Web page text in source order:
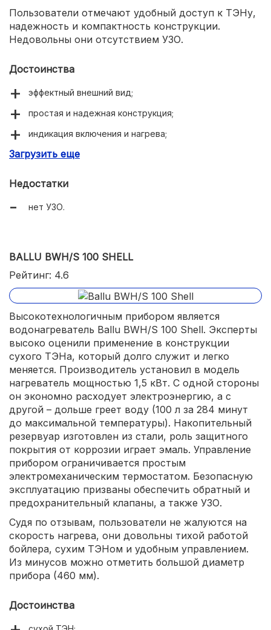
Пользователи отмечают удобный доступ к ТЭНу,
надежность и компактность конструкции.
Недовольны они отсутствием УЗО.
Достоинства
эффектный внешний вид;
простая и надежная конструкция;
индикация включения и нагрева;
удобный доступ к ТЭНу.
Загрузить еще
Недостатки
нет УЗО.
BALLU BWH/S 100 SHELL
Рейтинг: 4.6
Высокотехнологичным прибором является
водонагреватель Ballu BWH/S 100 Shell. Эксперты
высоко оценили применение в конструкции
сухого ТЭНа, который долго служит и легко
меняется. Производитель установил в модель
нагреватель мощностью 1,5 кВт. С одной стороны
он экономно расходует электроэнергию, а с
другой – дольше греет воду (100 л за 284 минут
до максимальной температуры). Накопительный
резервуар изготовлен из стали, роль защитного
покрытия от коррозии играет эмаль. Управление
прибором ограничивается простым
электромеханическим термостатом. Безопасную
эксплуатацию призваны обеспечить обратный и
предохранительный клапаны, а также УЗО.
Судя по отзывам, пользователи не жалуются на
скорость нагрева, они довольны тихой работой
бойлера, сухим ТЭНом и удобным управлением.
Из минусов можно отметить большой диаметр
прибора (460 мм).
Достоинства